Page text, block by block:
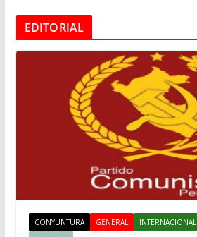
EDITORIAL
CONYUNTURA GENERAL INTERNACIONAL